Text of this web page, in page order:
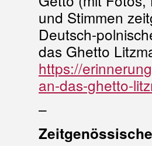
und Stimmen
Deutsch-
das Ghetto
https://
an-das-ghetto-
–